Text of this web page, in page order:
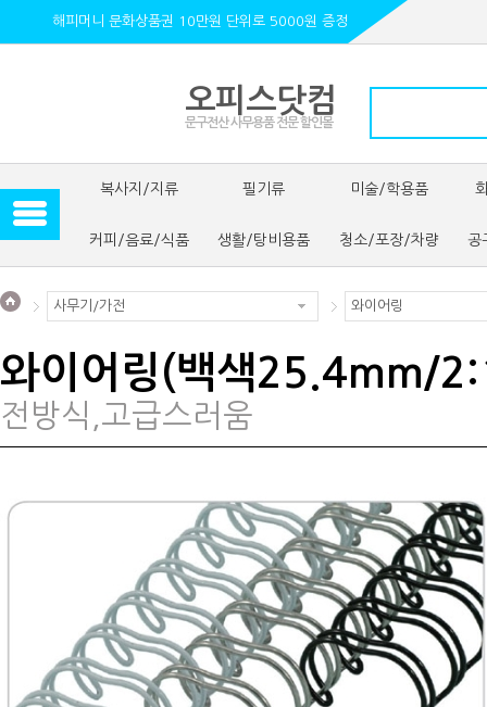
해피머니 문화상품권 10만원 단위로 5000원 증정
오피스닷컴
문구전산 사무용품 전문 할인몰
복사지/지류 필기류 미술/학용품
커피/음료/식품 생활/탕비용품 청소/포장/차량 공
사무기/가전 와이어링
와이어링(백색25.4mm/
전방식,고급스러움